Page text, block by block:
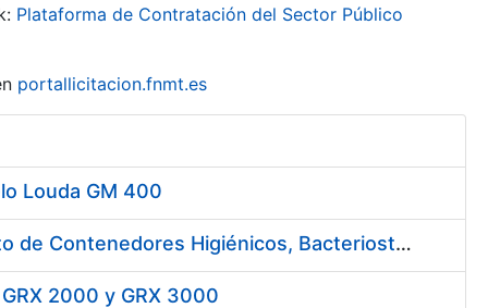
Plataforma de Contratación del Sector Público
portallicitacion.fnmt.es
Louda GM 400
Contratación del Servicio de Puesta a Disposición y Mantenimiento de Contenedores Higiénicos, Bacteriostáticos, Ambientadores, Columnas Eliminadoras de Olores y Alfombras Antideslizantes
2000 y GRX 3000